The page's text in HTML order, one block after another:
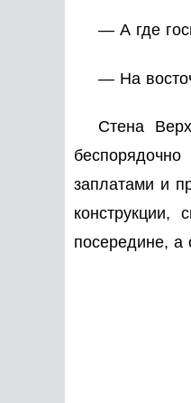
— А где
— На
Стена
заплатами и
посередине, а